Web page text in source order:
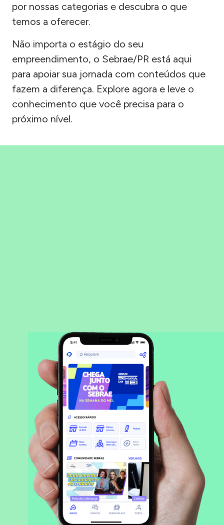
por nossas categorias e descubra o que
temos a oferecer.
Não importa o estágio do seu
empreendimento, o Sebrae/PR está aqui
para apoiar sua jornada com conteúdos que
fazem a diferença. Explore agora e leve o
conhecimento que você precisa para o
próximo nível.